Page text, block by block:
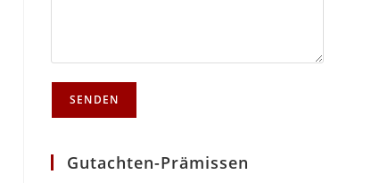
Gutachten-Prämissen